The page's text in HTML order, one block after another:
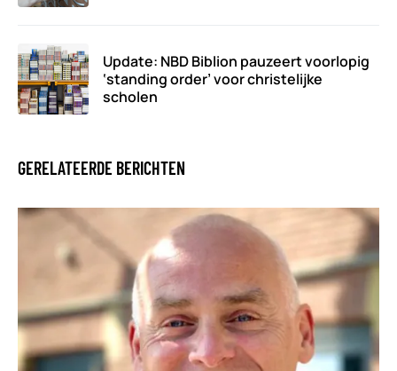
Update: NBD Biblion pauzeert voorlopig
‘standing order’ voor christelijke
scholen
GERELATEERDE BERICHTEN